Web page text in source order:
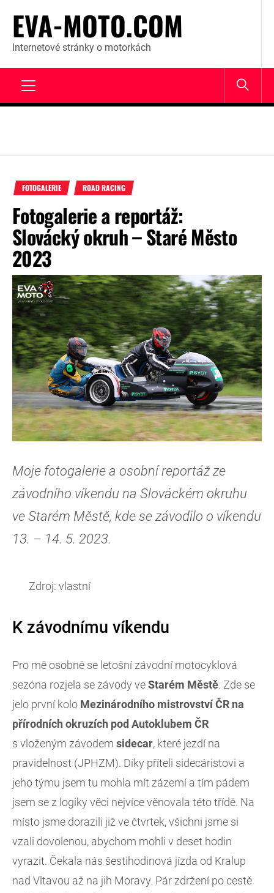
content
EVA-MOTO.COM
Internetové stránky o motorkách
FOTOGALERIE ROAD RACING
Fotogalerie a reportáž:
Slovácký okruh – Staré Město
2023
Moje fotogalerie a osobní reportáž ze
závodního víkendu na Slováckém okruhu
ve Starém Městě, kde se závodilo o víkendu
13. – 14. 5. 2023.
Zdroj: vlastní
K závodnímu víkendu
Pro mě osobně se letošní závodní motocyklová
sezóna rozjela se závody veStarém Městě. Zde se
jelo první kolo Mezinárodního mistrovství ČR na
přírodních okruzích pod Autoklubem ČR
s vloženým závodem sidecar, které jezdí na
pravidelnost (JPHZM). Díky příteli sidecáristovi a
jeho týmu jsem tu mohla mít zázemí a tím pádem
jsem se z logiky věci nejvíce věnovala této třídě. Na
místo jsme dorazili již ve čtvrtek, všichni jsme si
vzali dovolenou, abychom mohli v deset hodin
vyrazit. Čekala nás šestihodinová jízda od Kralup
nad Vltavou až na jih Moravy. Pár zdržení po cestě